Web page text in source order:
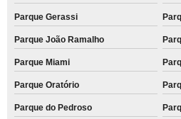
Parque Gerassi
Parque João Ramalho
Parque Miami
Parque Oratório
Parque do Pedroso